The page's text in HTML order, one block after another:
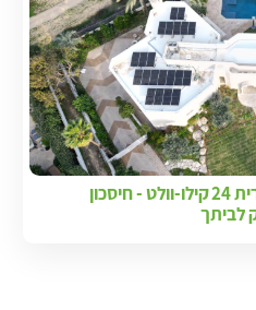
וילה בקיסריה עם מערכת סולרית 24 קילו‑וולט - חיסכון
לביתך